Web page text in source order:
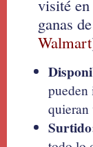
visité
ganas
Walmart
pueden
quieran